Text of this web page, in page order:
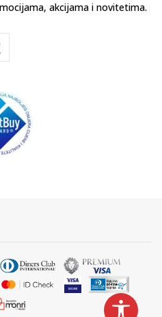
akcijama i novitetima.